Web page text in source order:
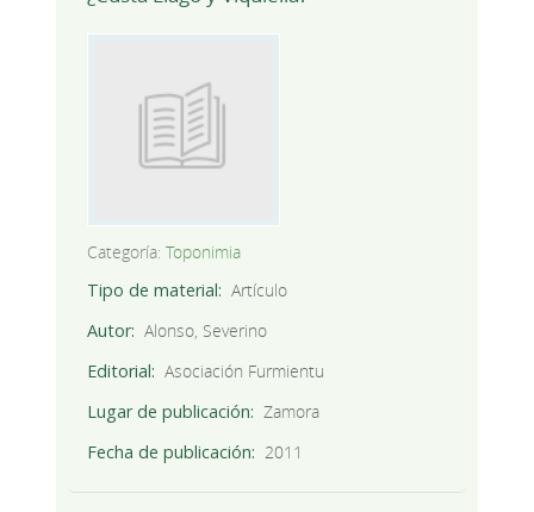
Categoría: Toponimia
Tipo de material
Artículo
Autor
Alonso, Severino
Editorial
Asociación Furmientu
Lugar de publicación
Zamora
Fecha de publicación
2011